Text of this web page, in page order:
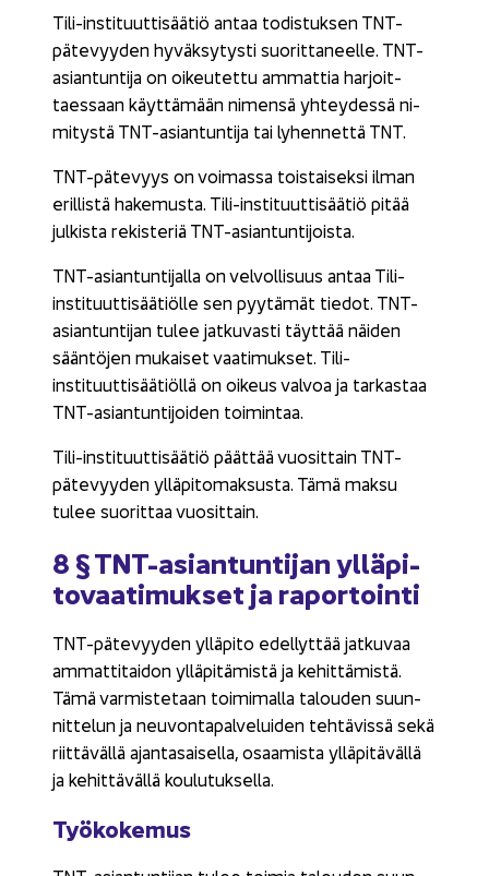
Tili-​instituuttisäätiö antaa to­dis­tuk­sen TNT-​
pätevyyden hy­väk­sy­tys­ti suo­rit­ta­neel­le. TNT-​
asiantuntija on oi­keu­tet­tu am­mat­tia har­joit­
taes­saan käyt­tä­mään ni­men­sä yh­tey­des­sä ni­
mi­tys­tä TNT-​asiantuntija tai ly­hen­net­tä TNT.
TNT-​pätevyys on voi­mas­sa tois­tai­sek­si ilman
eril­lis­tä ha­ke­mus­ta. Tili-​instituuttisäätiö pitää
jul­kis­ta re­kis­te­riä TNT-​asiantuntijoista.
TNT-​asiantuntijalla on vel­vol­li­suus antaa Tili-​
instituuttisäätiölle sen pyy­tä­mät tie­dot. TNT-​
asiantuntijan tulee jat­ku­vas­ti täyt­tää näi­den
sään­tö­jen mu­kai­set vaa­ti­muk­set. Tili-​
instituuttisäätiöllä on oi­keus val­voa ja tar­kas­taa
TNT-​asiantuntijoiden toi­min­taa.
Tili-​instituuttisäätiö päät­tää vuo­sit­tain TNT-​
pätevyyden yl­lä­pi­to­mak­sus­ta. Tämä maksu
tulee suo­rit­taa vuo­sit­tain.
8 § TNT-​asiantuntijan yl­lä­pi­
to­vaa­ti­muk­set ja ra­por­toin­ti
TNT-​pätevyyden yl­lä­pi­to edel­lyt­tää jat­ku­vaa
am­mat­ti­tai­don yl­lä­pi­tä­mis­tä ja ke­hit­tä­mis­tä.
Tämä var­mis­te­taan toi­mi­mal­la ta­lou­den suun­
nit­te­lun ja neu­von­ta­pal­ve­lui­den teh­tä­vis­sä sekä
riit­tä­väl­lä ajan­ta­sai­sel­la, osaa­mis­ta yl­lä­pi­tä­väl­lä
ja ke­hit­tä­väl­lä kou­lu­tuk­sel­la.
Työ­ko­ke­mus